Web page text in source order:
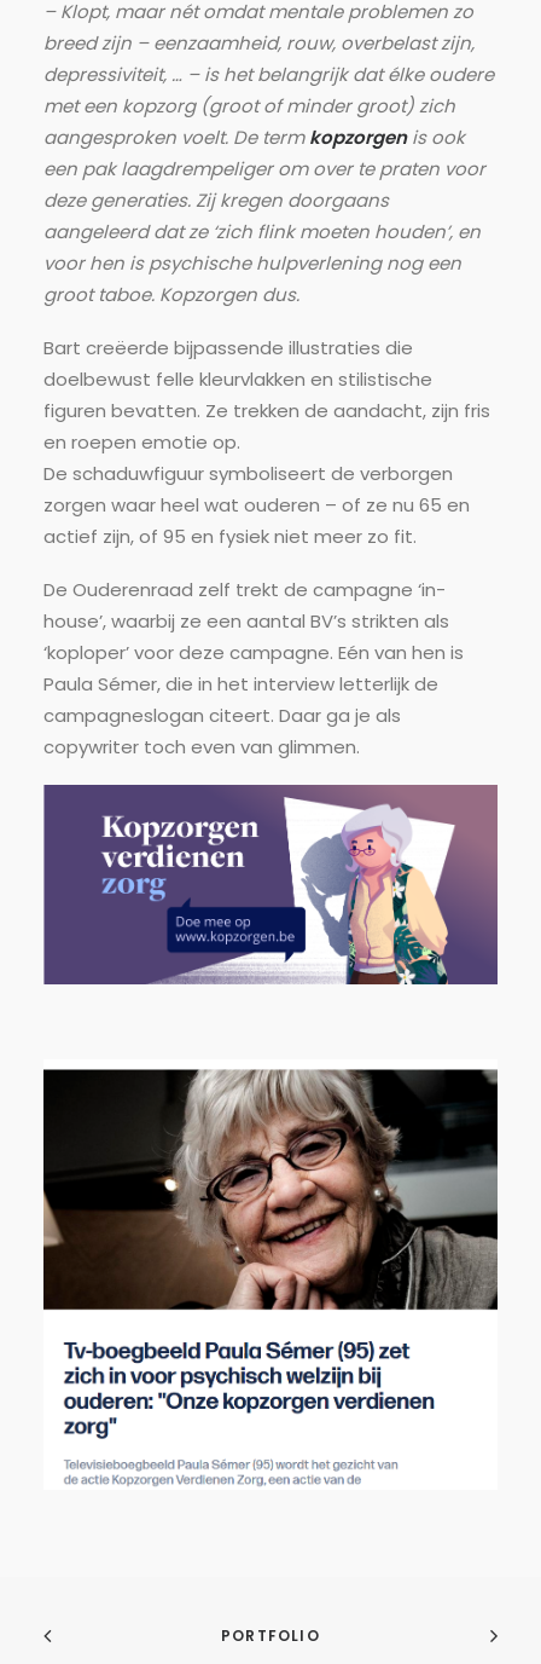
– Klopt, maar nét omdat mentale problemen zo
breed zijn – eenzaamheid, rouw, overbelast zijn,
depressiviteit, … – is het belangrijk dat élke oudere
met een kopzorg (groot of minder groot) zich
aangesproken voelt. De termkopzorgenis ook
een pak laagdrempeliger om over te praten voor
deze generaties. Zij kregen doorgaans
aangeleerd dat ze ‘zich flink moeten houden’, en
voor hen is psychische hulpverlening nog een
groot taboe. Kopzorgen dus.
Bart creëerde bijpassende illustraties die
doelbewust felle kleurvlakken en stilistische
figuren bevatten. Ze trekken de aandacht, zijn fris
en roepen emotie op.
De schaduwfiguur symboliseert de verborgen
zorgen waar heel wat ouderen – of ze nu 65 en
actief zijn, of 95 en fysiek niet meer zo fit.
De Ouderenraad zelf trekt de campagne ‘in-
house’, waarbij ze een aantal BV’s strikten als
‘koploper’ voor deze campagne. Eén van hen is
Paula Sémer, die in het interview letterlijk de
campagneslogan citeert. Daar ga je als
copywriter toch even van glimmen.
PORTFOLIO